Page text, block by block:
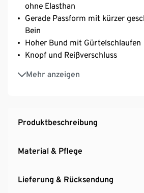
ohne Elasthan
Gerade Passform mit kürzer
Bein
Hoher Bund mit Gürtelschlaufen
Knopf und Reißverschluss
Mehr anzeigen
Aufgesetzte, große Seitentaschen
Eine Paspeltasche hinten
Produktbeschreibung
Material & Pflege
Lieferung & Rücksendung